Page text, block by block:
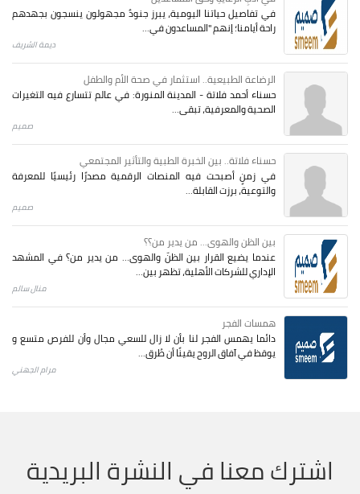
في تفاصيل حياتنا اليومية، يبرز جنودٌ مجهولون ينسجون بجهدهم
راحة أيامنا؛ إنهم "المساعدون في...
ديمة الشريف
الرضاعة الطبيعية.. استثمار في صحة الأم والطفل
حسناء أحمد فلاتة - المدينة المنورة: في عالم تتسارع فيه التغيرات
الصحية والمعرفية، تبقى...
صميم
حسناء فلاتة.. بين الخبرة الطبية والتأثير المجتمعي
في زمنٍ أصبحت فيه المنصات الرقمية مصدرًا رئيسيًا للمعرفة
والتوعية، برزت القابلة...
صميم
بين الظن والهوى... من يدير من؟؟
عندما يضيع القرار بين الظنّ والهوى… من يدير من؟ في المشهد
الإداري للشركات الأهلية، تظهر بين...
منال سالم
همسات الفجر
دائما يهمس الفجر لنا بأن لا زال للسعي مجال وأن للفرص متسع و
يوقظ في آفاق الروح يقينًا أن طُرق...
مرام الجهني
اشترك معنا في النشرة البريدية